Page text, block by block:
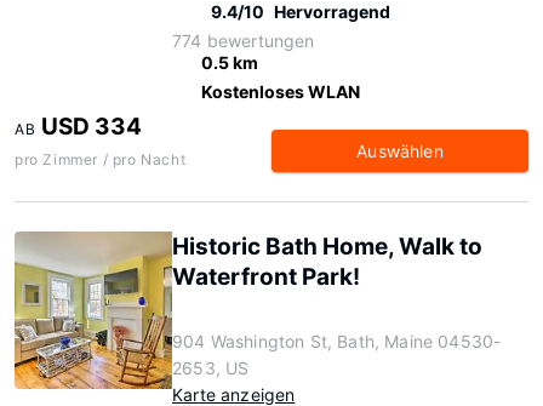
9.4/10 Hervorragend
774 bewertungen
0.5 km
Kostenloses WLAN
AB USD 334
pro Zimmer / pro Nacht Auswählen
Historic Bath Home, Walk to
Waterfront Park!
904 Washington St, Bath, Maine 04530-
2653, US
Karte anzeigen